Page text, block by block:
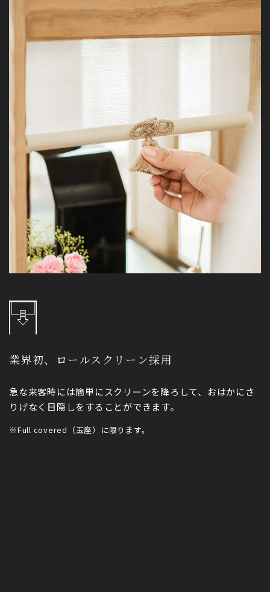
業界初、ロールスクリーン採用
急な来客時には簡単にスクリーンを降ろして、おはかにさ
りげなく目隠しをすることができます。
※Full covered（玉座）に限ります。